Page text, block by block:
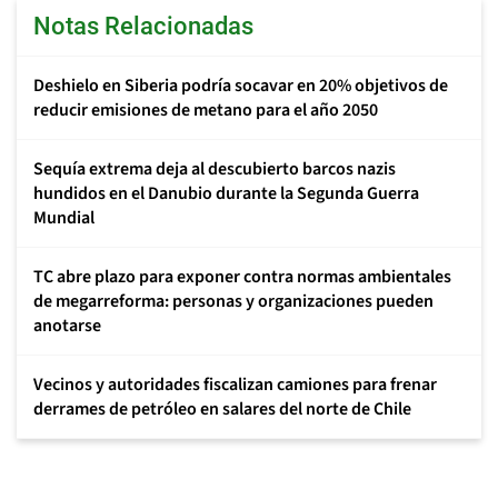
Notas Relacionadas
Deshielo en Siberia podría socavar en 20% objetivos de
reducir emisiones de metano para el año 2050
Sequía extrema deja al descubierto barcos nazis
hundidos en el Danubio durante la Segunda Guerra
Mundial
TC abre plazo para exponer contra normas ambientales
de megarreforma: personas y organizaciones pueden
anotarse
Vecinos y autoridades fiscalizan camiones para frenar
derrames de petróleo en salares del norte de Chile